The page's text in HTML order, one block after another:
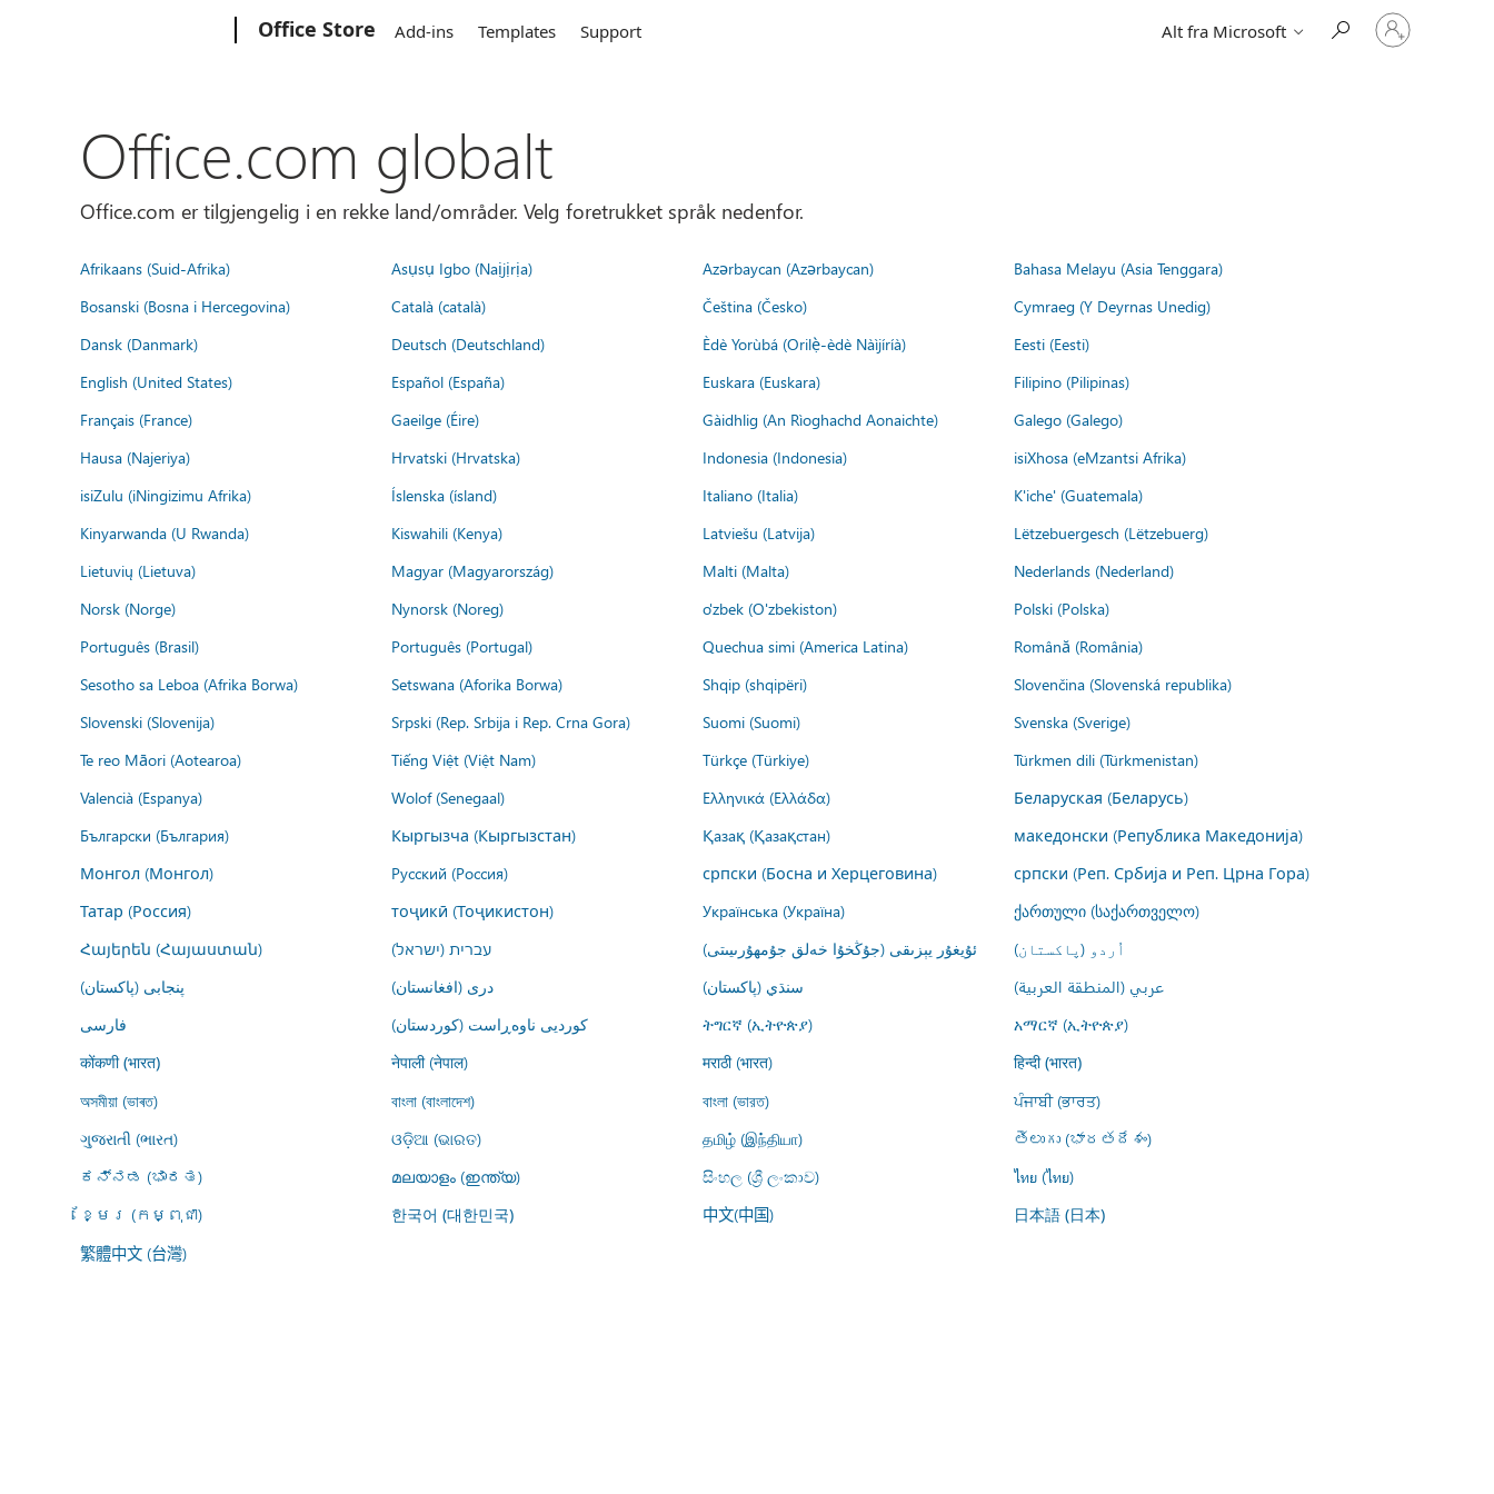
Office Store Add-ins Templates Support Alt fra Microsoft
Logg
på
kontoen
Office.com globalt
Office.com er tilgjengelig i en rekke land/områder. Velg foretrukket språk nedenfor.
Afrikaans (Suid-Afrika) Asụsụ Igbo (Naịjịrịa) Azərbaycan (Azərbaycan)
Bahasa Melayu (Asia Tenggara)
Bosanski (Bosna i Hercegovina)
Català (català) Čeština (Česko)
Cymraeg (Y Deyrnas Unedig)
Dansk (Danmark)
Deutsch (Deutschland) Èdè Yorùbá (Orilẹ̀-èdè Nàìjíríà)
Eesti (Eesti)
English (United States)
Español (España) Euskara (Euskara)
Filipino (Pilipinas)
Français (France)
Gaeilge (Éire) Gàidhlig (An Rìoghachd Aonaichte)
Galego (Galego)
Hausa (Najeriya)
Hrvatski (Hrvatska) Indonesia (Indonesia)
isiXhosa (eMzantsi Afrika)
isiZulu (iNingizimu Afrika)
Íslenska (ísland) Italiano (Italia)
K'iche' (Guatemala)
Kinyarwanda (U Rwanda)
Kiswahili (Kenya) Latviešu (Latvija)
Lëtzebuergesch (Lëtzebuerg)
Lietuvių (Lietuva)
Magyar (Magyarország) Malti (Malta)
Nederlands (Nederland)
Norsk (Norge)
Nynorsk (Noreg) o'zbek (O'zbekiston)
Polski (Polska)
Português (Brasil)
Português (Portugal) Quechua simi (America Latina)
Română (România)
Sesotho sa Leboa (Afrika Borwa)
Setswana (Aforika Borwa) Shqip (shqipëri)
Slovenčina (Slovenská republika)
Slovenski (Slovenija)
Srpski (Rep. Srbija i Rep. Crna Gora) Suomi (Suomi)
Svenska (Sverige)
Te reo Māori (Aotearoa)
Tiếng Việt (Việt Nam) Türkçe (Türkiye)
Türkmen dili (Türkmenistan)
Valencià (Espanya)
Wolof (Senegaal) Ελληνικά (Ελλάδα)
Беларуская (Беларусь)
Български (България)
Кыргызча (Кыргызстан) Қазақ (Қазақстан)
македонски (Република Македонија)
Монгол (Монгол)
Русский (Россия) српски (Босна и Херцеговина)
српски (Реп. Србија и Реп. Црна Гора)
Татар (Россия)
тоҷикӣ (Тоҷикистон) Українська (Україна)
ქართული (საქართველო)
Հայերեն (Հայաստան)
עברית (ישראל) ئۇيغۇر يېزىقى (جۇڭخۇا خەلق جۇمھۇرىيىتى)
اُردو (پاکستان)
پنجابی (پاکستان)
درى (افغانستان) سنڌي (پاکستان)
عربي (المنطقة العربية)
فارسى
کوردیی ناوەڕاست (کوردستان) ትግርኛ (ኢትዮጵያ) አማርኛ (ኢትዮጵያ)
कोंकणी (भारत) नेपाली (नेपाल) मराठी (भारत) हिन्दी (भारत)
অসমীয়া (ভাৰত) বাংলা (বাংলাদেশ) বাংলা (ভারত)
ਪੰਜਾਬੀ (ਭਾਰਤ)
ગુજરાતી (ભારત)
ଓଡ଼ିଆ (ଭାରତ) தமிழ் (இந்தியா)
తెలుగు (భారతదేశం)
ಕನ್ನಡ (ಭಾರತ)
മലയാളം (ഇന്ത്യ) සිංහල (ශ්‍රී ලංකාව)
ไทย (ไทย)
ខ្មែរ (កម្ពុជា)
한국어 (대한민국) 中文(中国) 日本語 (日本)
繁體中文 (台灣)